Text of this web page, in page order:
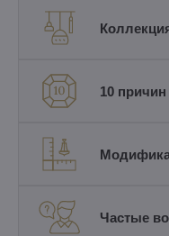
10
Частые